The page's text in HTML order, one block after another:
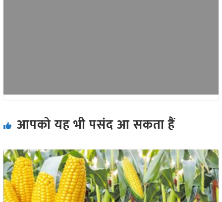
आपको यह भी पसंद आ सकता हैं